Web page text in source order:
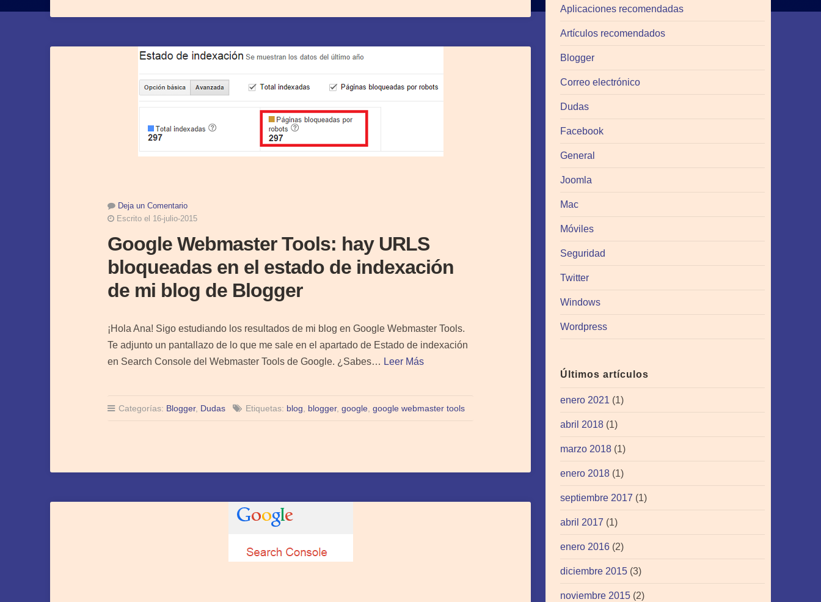
Deja un Comentario
Escrito el 16-julio-2015
Google Webmaster Tools: hay URLS
bloqueadas en el estado de indexación
de mi blog de Blogger
¡Hola Ana! Sigo estudiando los resultados de mi blog en Google Webmaster Tools.
Te adjunto un pantallazo de lo que me sale en el apartado de Estado de indexación
en Search Console del Webmaster Tools de Google. ¿Sabes… Leer Más
Categorías: Blogger, Dudas Etiquetas: blog, blogger,google,google webmaster tools
Aplicaciones recomendadas
Artículos recomendados
Blogger
Correo electrónico
Dudas
Facebook
General
Joomla
Mac
Móviles
Seguridad
Twitter
Windows
Wordpress
Últimos artículos
enero 2021 (1)
abril 2018 (1)
marzo 2018 (1)
enero 2018 (1)
septiembre 2017 (1)
abril 2017 (1)
enero 2016 (2)
diciembre 2015 (3)
noviembre 2015 (2)